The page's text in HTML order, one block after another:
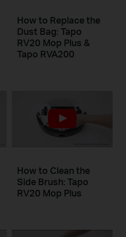
How to Replace the
Dust Bag: Tapo
RV20 Mop Plus &
Tapo RVA200
How to Clean the
Side Brush: Tapo
RV20 Mop Plus